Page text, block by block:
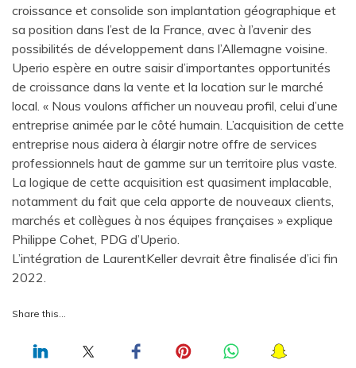
croissance et consolide son implantation géographique et
sa position dans l’est de la France, avec à l’avenir des
possibilités de développement dans l’Allemagne voisine.
Uperio espère en outre saisir d’importantes opportunités
de croissance dans la vente et la location sur le marché
local. « Nous voulons afficher un nouveau profil, celui d’une
entreprise animée par le côté humain. L’acquisition de cette
entreprise nous aidera à élargir notre offre de services
professionnels haut de gamme sur un territoire plus vaste.
La logique de cette acquisition est quasiment implacable,
notamment du fait que cela apporte de nouveaux clients,
marchés et collègues à nos équipes françaises » explique
Philippe Cohet, PDG d’Uperio.
L’intégration de LaurentKeller devrait être finalisée d’ici fin
2022.
Share this…